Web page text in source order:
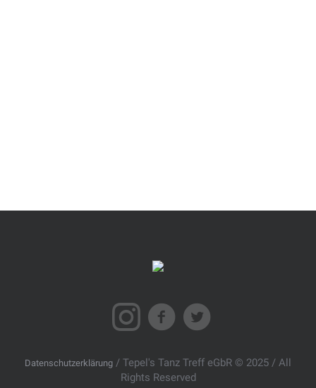
Datenschutzerklärung / Tepel's Tanz Treff eGbR © 2025 / All
Rights Reserved